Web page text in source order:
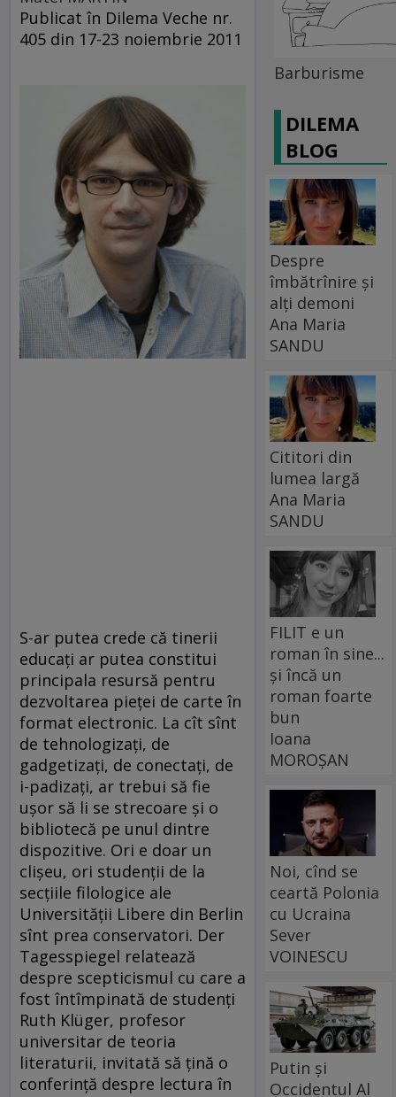
Publicat în Dilema Veche nr.
405 din 17-23 noiembrie 2011
S-ar putea crede că tinerii
educaţi ar putea constitui
principala resursă pentru
dezvoltarea pieţei de carte în
format electronic. La cît sînt
de tehnologizaţi, de
gadgetizaţi, de conectaţi, de
i-padizaţi, ar trebui să fie
uşor să li se strecoare şi o
bibliotecă pe unul dintre
dispozitive. Ori e doar un
clişeu, ori studenţii de la
secţiile filologice ale
Universităţii Libere din Berlin
sînt prea conservatori. Der
Tagesspiegel relatează
despre scepticismul cu care a
fost întîmpinată de studenţi
Ruth Klüger, profesor
universitar de teoria
literaturii, invitată să ţină o
conferinţă despre lectura în
Barburisme
DILEMA
BLOG
Despre
îmbătrînire și
alți demoni
Ana Maria
SANDU
Cititori din
lumea largă
Ana Maria
SANDU
FILIT e un
roman în sine...
și încă un
roman foarte
bun
Ioana
MOROȘAN
Noi, cînd se
ceartă Polonia
cu Ucraina
Sever
VOINESCU
Putin și
Occidentul Al